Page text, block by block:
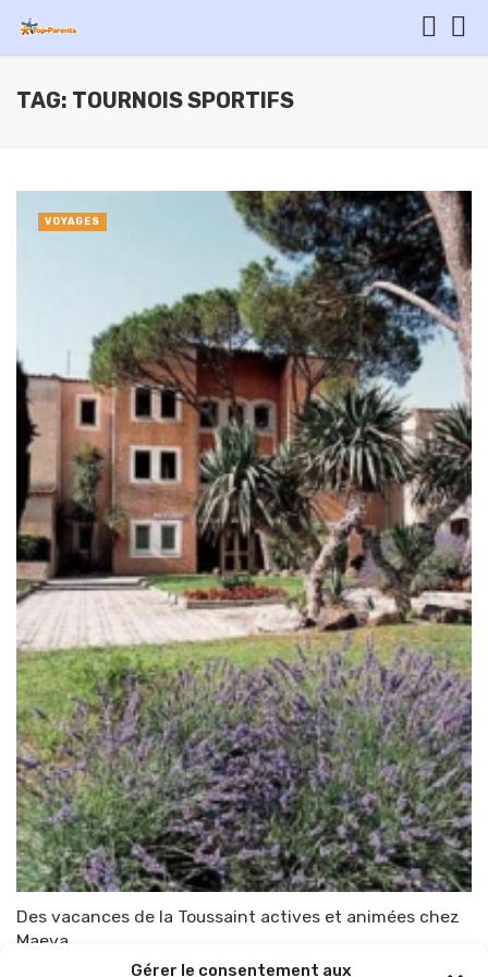
Gérer le consentement aux
TAG: TOURNOIS SPORTIFS
Des vacances de la Toussaint actives et animées chez
Maeva
TOP-PARENTS 19 octobre 2010
VOYAGES